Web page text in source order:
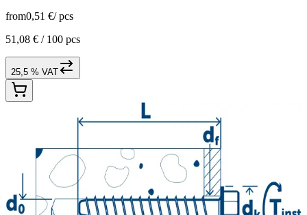
from0,51 €/ pcs
51,08 € / 100 pcs
25,5 % VAT